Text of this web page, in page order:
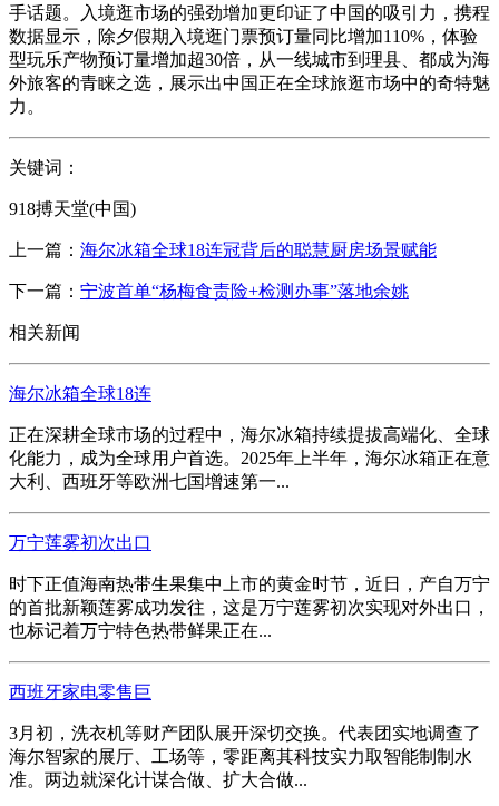
手话题。入境逛市场的强劲增加更印证了中国的吸引力，携程
数据显示，除夕假期入境逛门票预订量同比增加110%，体验
型玩乐产物预订量增加超30倍，从一线城市到理县、都成为海
外旅客的青睐之选，展示出中国正在全球旅逛市场中的奇特魅
力。
关键词：
918搏天堂(中国)
上一篇： 海尔冰箱全球18连冠背后的聪慧厨房场景赋能
下一篇： 宁波首单“杨梅食责险+检测办事”落地余姚
相关新闻
海尔冰箱全球18连
正在深耕全球市场的过程中，海尔冰箱持续提拔高端化、全球
化能力，成为全球用户首选。2025年上半年，海尔冰箱正在意
大利、西班牙等欧洲七国增速第一...
万宁莲雾初次出口
时下正值海南热带生果集中上市的黄金时节，近日，产自万宁
的首批新颖莲雾成功发往，这是万宁莲雾初次实现对外出口，
也标记着万宁特色热带鲜果正在...
西班牙家电零售巨
3月初，洗衣机等财产团队展开深切交换。代表团实地调查了
海尔智家的展厅、工场等，零距离其科技实力取智能制制水
准。两边就深化计谋合做、扩大合做...